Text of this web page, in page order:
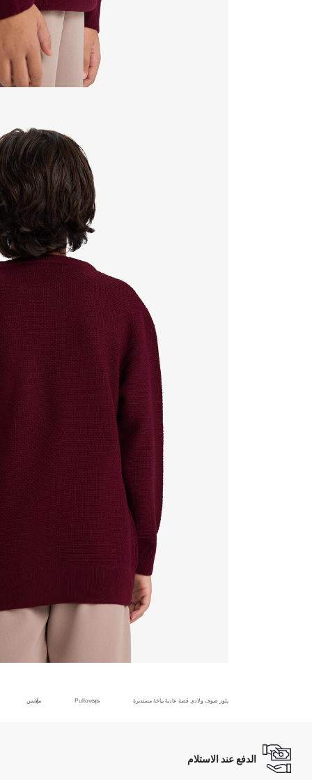
ملابس Pullovers بلوز صوف ولادي قصة عادية بياخة مستديرة
الدفع عند الاستلام